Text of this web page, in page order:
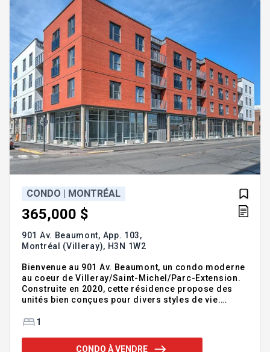
lumineuse * Planchers de bois franc * Cuisine
moderne avec comptoir
CONDO | MONTRÉAL
365,000 $
901 Av. Beaumont, App. 103,
Montréal (Villeray), H3N 1W2
Bienvenue au 901 Av. Beaumont, un condo moderne
au coeur de Villeray/Saint-Michel/Parc-Extension.
Construite en 2020, cette résidence propose des
unités bien conçues pour divers styles de vie.
métro Acadie et du campus MIL de l'Université de
avec ses commerces et restaurants variés. L'unité
1
CONDO À VENDRE